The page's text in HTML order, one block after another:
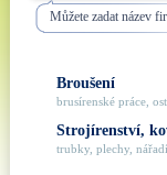
Můžete zadat název
Broušení
brusírenské práce,
Strojírenství,
trubky, plechy,